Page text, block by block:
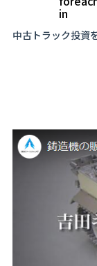
in
中古トラック投